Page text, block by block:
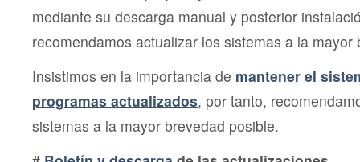
mediante su descarga manual y posterior
recomendamos actualizar los sistemas a la mayor
Insistimos en la importancia de mantener el
programas actualizados, por tanto,
sistemas a la mayor brevedad posible.